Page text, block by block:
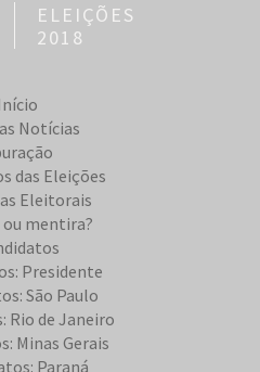
ELEIÇÕES
2018
Notícias
das Eleições
Eleitorais
ou mentira?
Presidente
São Paulo
Rio de Janeiro
Minas Gerais
Paraná